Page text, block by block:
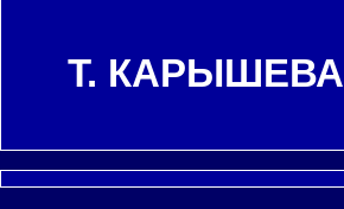
Т. КАРЫШЕВА